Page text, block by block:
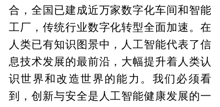
合，全国已建成近万家数字化车间和智能
工厂，传统行业数字化转型全面加速。在
人类已有知识图景中，人工智能代表了信
息技术发展的最前沿，大幅提升着人类认
识世界和改造世界的能力。我们必须看
到，创新与安全是人工智能健康发展的一